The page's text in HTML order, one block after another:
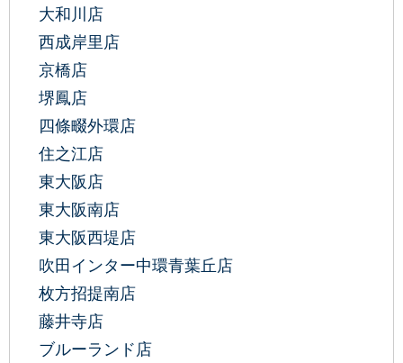
大和川店
西成岸里店
京橋店
堺鳳店
四條畷外環店
住之江店
東大阪店
東大阪南店
東大阪西堤店
吹田インター中環青葉丘店
枚方招提南店
藤井寺店
ブルーランド店